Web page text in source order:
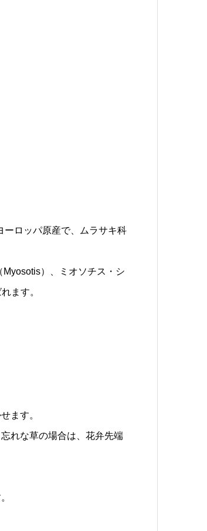
ーロッパ原産で、ムラサキ科
）、ミオソチス・シ
ます。
ます。
れな草の場合は、花弁先端